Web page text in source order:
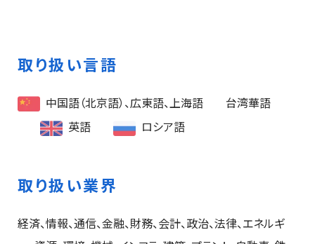
取り扱い言語
中国語（北京語）、広東語、上海語
台湾華語
英語
ロシア語
取り扱い業界
経済、情報、通信、金融、財務、会計、政治、法律、エネルギ